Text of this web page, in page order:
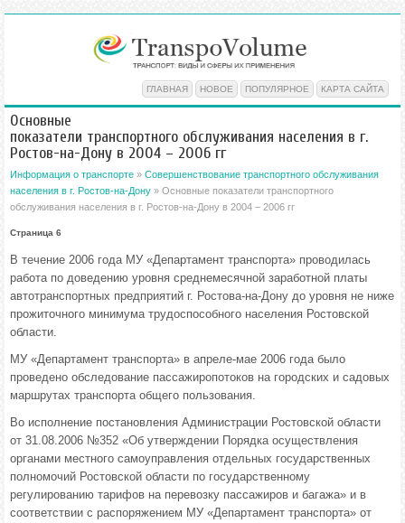
ГЛАВНАЯ НОВОЕ ПОПУЛЯРНОЕ КАРТА САЙТА
Основные
показатели транспортного обслуживания населения в г.
Ростов-на-Дону в 2004 – 2006 гг
Информация о транспорте » Совершенствование транспортного обслуживания
населения в г. Ростов-на-Дону » Основные показатели транспортного
обслуживания населения в г. Ростов-на-Дону в 2004 – 2006 гг
Страница 6
В течение 2006 года МУ «Департамент транспорта» проводилась
работа по доведению уровня среднемесячной заработной платы
автотранспортных предприятий г. Ростова-на-Дону до уровня не ниже
прожиточного минимума трудоспособного населения Ростовской
области.
МУ «Департамент транспорта» в апреле-мае 2006 года было
проведено обследование пассажиропотоков на городских и садовых
маршрутах транспорта общего пользования.
Во исполнение постановления Администрации Ростовской области
от 31.08.2006 №352 «Об утверждении Порядка осуществления
органами местного самоуправления отдельных государственных
полномочий Ростовской области по государственному
регулированию тарифов на перевозку пассажиров и багажа» и в
соответствии с распоряжением МУ «Департамент транспорта» от